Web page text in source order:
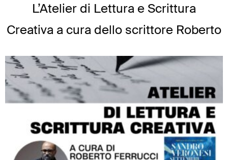
L’Atelier di Lettura e Scrittura
Creativa a cura dello scrittore Roberto
dell’editrice Daniela Spagnol, apre
ufficialmente le iscrizioni per il nuovo
ciclo autunnale 2025. Un percorso
pensato per chi desidera coltivare la